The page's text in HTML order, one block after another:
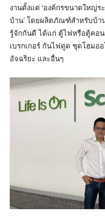
งานตั้งแต่ ‘องค์กรขนาดใหญ่ร
บ้าน’ โดยผลิตภัณฑ์สำหรับบ้า
รู้จักกันดี ได้แก่ ตู้ไฟหรือตู้คอ
เบรกเกอร์ กันไฟดูด ชุดโฮม
อัจฉริยะ และอื่นๆ